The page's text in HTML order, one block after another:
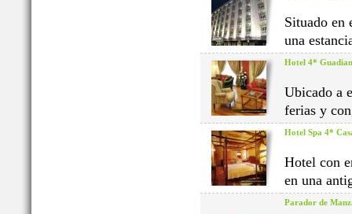
Situado en
una
Hotel 4*
Ubicado a
ferias y
Hotel Spa 4*
Hotel con
en una
Parador de